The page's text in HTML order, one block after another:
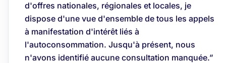
d'offres nationales, régionales et locales, je
dispose d'une vue d'ensemble de tous les appels
à manifestation d'intérêt liés à
l'autoconsommation. Jusqu'à présent, nous
n'avons identifié aucune consultation manquée.”